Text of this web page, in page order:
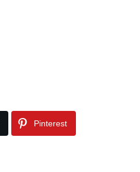
Pinterest